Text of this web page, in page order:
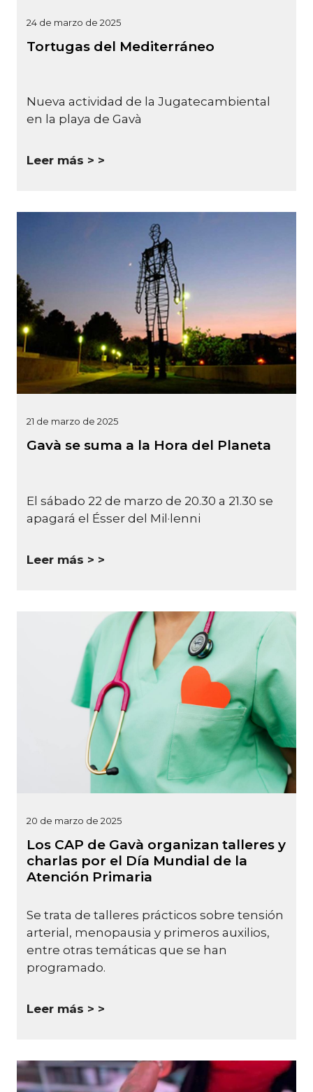
24 de marzo de 2025
Tortugas del Mediterráneo
Nueva actividad de la Jugatecambiental
en la playa de Gavà
Leer más >
21 de marzo de 2025
Gavà se suma a la Hora del Planeta
El sábado 22 de marzo de 20.30 a 21.30 se
apagará el Ésser del Mil·lenni
Leer más >
20 de marzo de 2025
Los CAP de Gavà organizan talleres y
charlas por el Día Mundial de la
Atención Primaria
Se trata de talleres prácticos sobre tensión
arterial, menopausia y primeros auxilios,
entre otras temáticas que se han
programado.
Leer más >